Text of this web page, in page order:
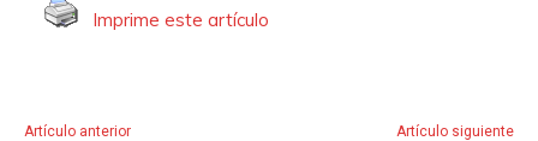
Imprime este artículo
Artículo anterior Artículo siguiente